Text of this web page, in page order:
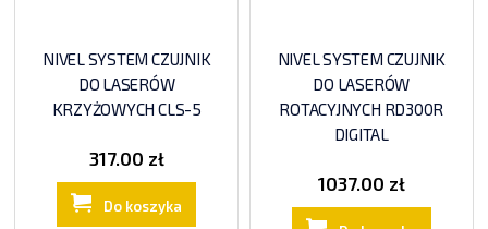
NIVEL SYSTEM CZUJNIK
DO LASERÓW
KRZYŻOWYCH CLS-5
317.00 zł
Do koszyka
NIVEL SYSTEM CZUJNIK
DO LASERÓW
ROTACYJNYCH RD300R
DIGITAL
1037.00 zł